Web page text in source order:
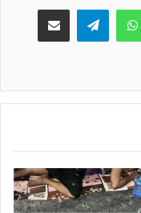
واتسابتيلقرام مشاركة عبر البريد